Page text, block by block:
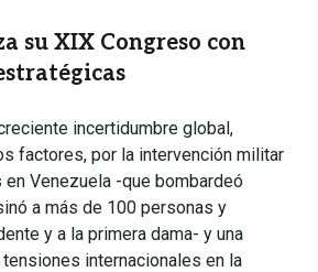
su XIX Congreso con
incertidumbre global,
factores, por la intervención militar
Venezuela -que bombardeó
a más de 100 personas y
y a la primera dama- y una
internacionales en la